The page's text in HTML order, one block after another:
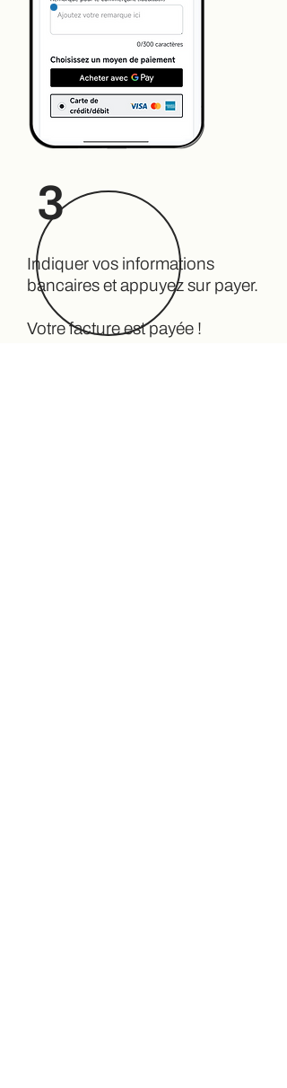
3
Indiquer vos informations
bancaires et appuyez sur payer.
Votre facture est payée !